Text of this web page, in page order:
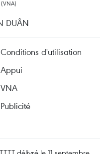
(VNA)
DUÂN
Conditions d'utilisation
Appui
VNA
Publicité